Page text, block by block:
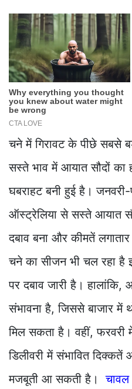
चने में गिरावट के पीछे सबसे
सस्ते भाव में आयात सौदों का
घबराहट बनी हुई है।
ऑस्ट्रेलिया से सस्ते आयात
दबाव बना और कीमतें
चने का सीजन भी चल रहा है
पर दबाव जारी है।
संभावना है, जिससे बाजार में
मिल सकता है। वहीं, फरवरी
डिलीवरी में संभावित
मजबूती आ सकती है।